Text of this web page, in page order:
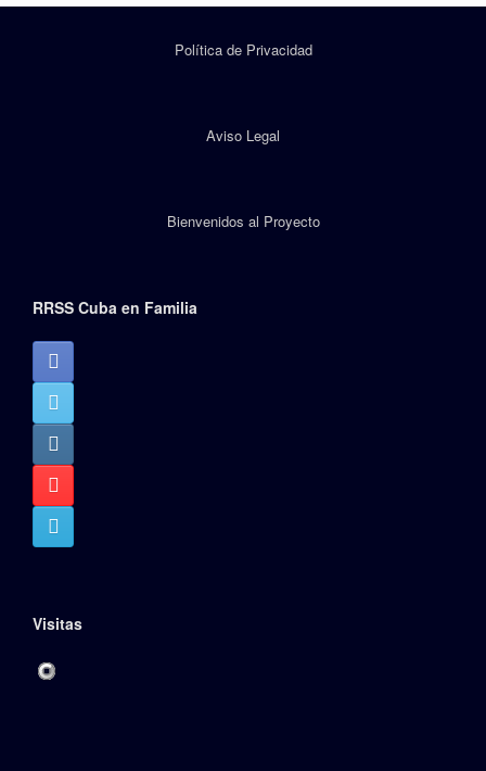
Política de Privacidad
Aviso Legal
Bienvenidos al Proyecto
RRSS Cuba en Familia
Visitas